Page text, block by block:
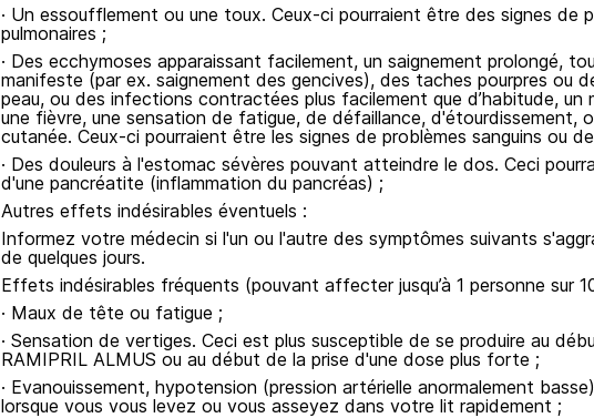
· Un essoufflement ou une toux. Ceux-ci pourraient être des signes de
pulmonaires ;
· Des ecchymoses apparaissant facilement, un saignement prolongé,
manifeste (par ex. saignement des gencives), des taches pourpres ou
peau, ou des infections contractées plus facilement que d’habitude, un
une fièvre, une sensation de fatigue, de défaillance, d'étourdissement,
cutanée. Ceux-ci pourraient être les signes de problèmes sanguins ou
· Des douleurs à l'estomac sévères pouvant atteindre le dos. Ceci
d'une pancréatite (inflammation du pancréas) ;
Autres effets indésirables éventuels :
Informez votre médecin si l'un ou l'autre des symptômes suivants
de quelques jours.
Effets indésirables fréquents (pouvant affecter jusqu’à 1 personne sur
· Maux de tête ou fatigue ;
· Sensation de vertiges. Ceci est plus susceptible de se produire au
RAMIPRIL ALMUS ou au début de la prise d'une dose plus forte ;
· Evanouissement, hypotension (pression artérielle anormalement
lorsque vous vous levez ou vous asseyez dans votre lit rapidement ;